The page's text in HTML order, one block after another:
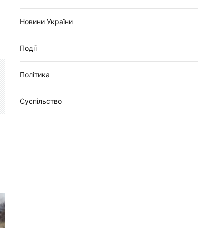
Новини України
Події
Політика
Суспільство